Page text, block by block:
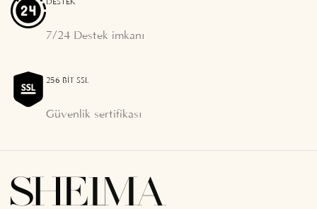
7/24 Destek imkanı
256 BIT SSL
Güvenlik sertifikası